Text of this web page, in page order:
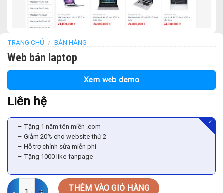
TRANG CHỦ / BÁN HÀNG
Web bán laptop
Xem web demo
Liên hệ
– Tặng 1 năm tên miền .com
– Giảm 20% cho website thứ 2
– Hỗ trợ chỉnh sửa miễn phí
– Tặng 1000 like fanpage
✓
Web bán laptop số lượngTHÊM VÀO GIỎ HÀNG